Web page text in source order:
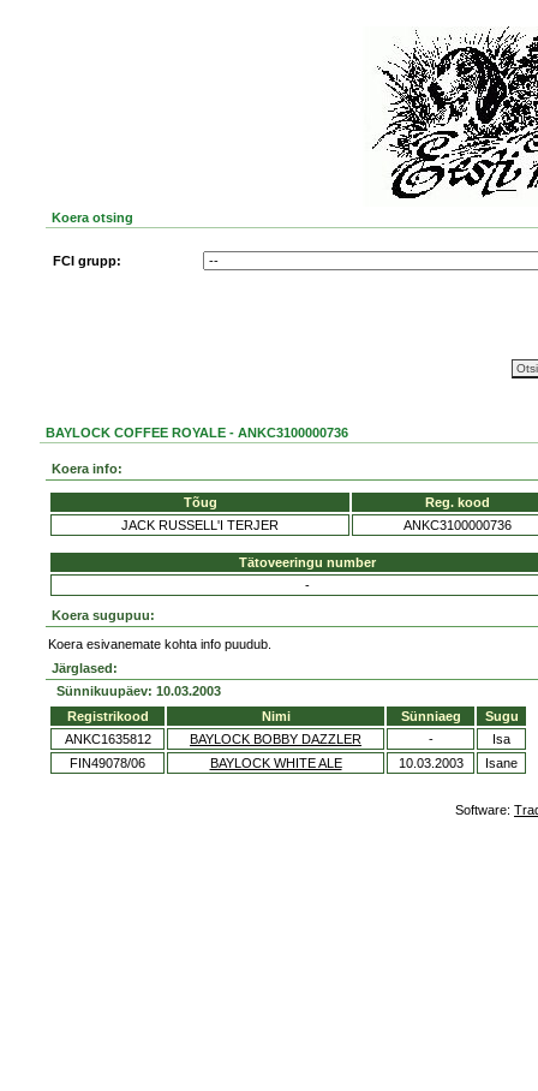
Koera otsing
FCI grupp:
BAYLOCK COFFEE ROYALE - ANKC3100000736
Koera info:
Tõug
Reg. kood
JACK RUSSELL'I TERJER
ANKC3100000736
Tätoveeringu number
-
Koera sugupuu:
Koera esivanemate kohta info puudub.
Järglased:
Sünnikuupäev: 10.03.2003
Registrikood
Nimi Sünniaeg
Sugu
ANKC1635812
BAYLOCK BOBBY DAZZLER -
Isa
FIN49078/06
BAYLOCK WHITE ALE 10.03.2003 Isane
Software: